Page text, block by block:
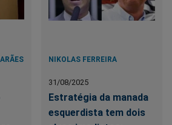
NIKOLAS FERREIRA
31/08/2025
Estratégia da manada
esquerdista tem dois